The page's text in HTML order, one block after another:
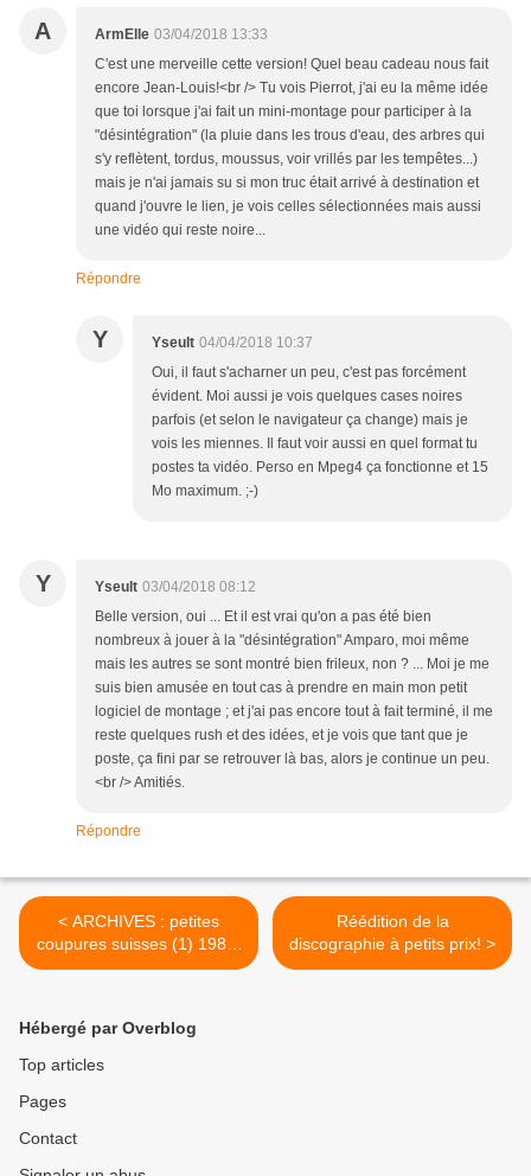
A ArmElle 03/04/2018 13:33
C'est une merveille cette version! Quel beau cadeau nous fait
encore Jean-Louis!<br /> Tu vois Pierrot, j'ai eu la même idée
que toi lorsque j'ai fait un mini-montage pour participer à la
"désintégration" (la pluie dans les trous d'eau, des arbres qui
s'y reflètent, tordus, moussus, voir vrillés par les tempêtes...)
mais je n'ai jamais su si mon truc était arrivé à destination et
quand j'ouvre le lien, je vois celles sélectionnées mais aussi
une vidéo qui reste noire...
Répondre
Y Yseult 04/04/2018 10:37
Oui, il faut s'acharner un peu, c'est pas forcément
évident. Moi aussi je vois quelques cases noires
parfois (et selon le navigateur ça change) mais je
vois les miennes. Il faut voir aussi en quel format tu
postes ta vidéo. Perso en Mpeg4 ça fonctionne et 15
Mo maximum. ;-)
Y Yseult 03/04/2018 08:12
Belle version, oui ... Et il est vrai qu'on a pas été bien
nombreux à jouer à la "désintégration" Amparo, moi même
mais les autres se sont montré bien frileux, non ? ... Moi je me
suis bien amusée en tout cas à prendre en main mon petit
logiciel de montage ; et j'ai pas encore tout à fait terminé, il me
reste quelques rush et des idées, et je vois que tant que je
poste, ça fini par se retrouver là bas, alors je continue un peu.
<br /> Amitiés.
Répondre
< ARCHIVES : petites
coupures suisses (1) 1989-
1994
Réédition de la
discographie à petits prix! >
Hébergé par Overblog
Top articles
Pages
Contact